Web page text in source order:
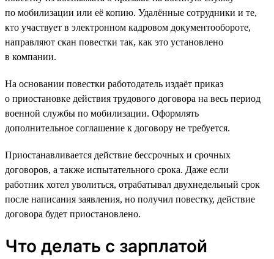
по мобилизации или её копию. Удалённые сотрудники и те,
кто участвует в электронном кадровом документообороте,
направляют скан повестки так, как это установлено
в компании.
На основании повестки работодатель издаёт приказ
о приостановке действия трудового договора на весь период
военной службы по мобилизации. Оформлять
дополнительное соглашение к договору не требуется.
Приостанавливается действие бессрочных и срочных
договоров, а также испытательного срока. Даже если
работник хотел уволиться, отрабатывал двухнедельный срок
после написания заявления, но получил повестку, действие
договора будет приостановлено.
Что делать с зарплатой